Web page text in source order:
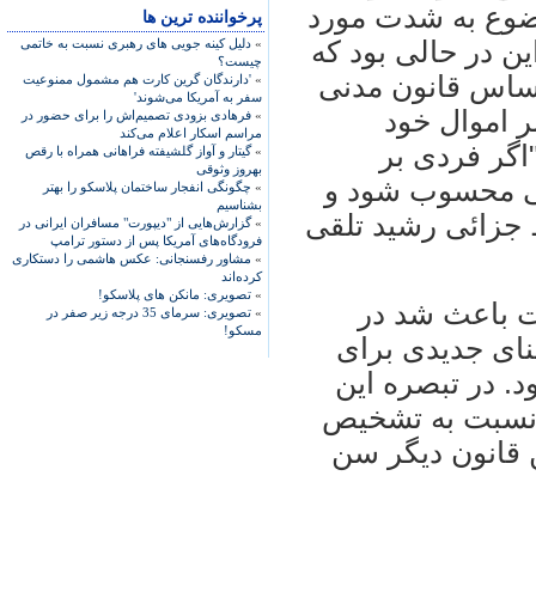
پرخواننده ترین ها
» دلیل کینه جویی های رهبری نسبت به خاتمی
چیست؟
» 'دارندگان گرین کارت هم مشمول ممنوعیت
سفر به آمریکا می‌شوند'
» فرهادی بزودی تصمیم‌اش را برای حضور در
مراسم اسکار اعلام می‌کند
»گیتار و آواز گلشیفته فراهانی همراه با رقص
بهروز وثوقی
» چگونگی انفجار ساختمان پلاسکو را بهتر
بشناسیم
»گزارش‌هایی از "دیپورت" مسافران ایرانی در
فرودگاه‌های آمریکا پس از دستور ترامپ
» مشاور رفسنجانی: عکس هاشمی را دستکاری
کرده‌اند
» تصویری: مانکن های پلاسکو!
»
تصویری: سرمای 35 درجه زیر صفر در
مسکو!
به شدت مورد
در حالی بود که
قانون مدنی
اموال خود
فردی بر
محسوب شود و
جزائی رشید تلقی
باعث شد در
جدیدی برای
در تبصره این
نسبت به تشخیص
قانون دیگر سن